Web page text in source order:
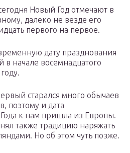
Новый Год отмечают в
далеко не везде его
первого на первое.
дату празднования
начале восемнадцатого
старался много обычаев
поэтому и дата
к нам пришла из Европы.
также традицию наряжать
Но об этом чуть позже.